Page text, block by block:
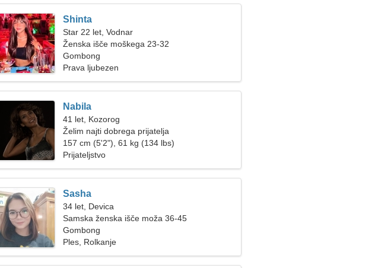
Shinta
Star 22 let, Vodnar
Ženska išče moškega 23-32
Gombong
Prava ljubezen
Nabila
41 let, Kozorog
Želim najti dobrega prijatelja
157 cm (5'2"), 61 kg (134 lbs)
Prijateljstvo
Sasha
34 let, Devica
Samska ženska išče moža 36-45
Gombong
Ples, Rolkanje